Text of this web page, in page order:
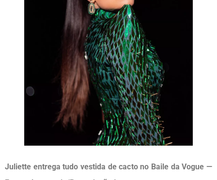
Juliette entrega tudo vestida de cacto no Baile da Vogue —